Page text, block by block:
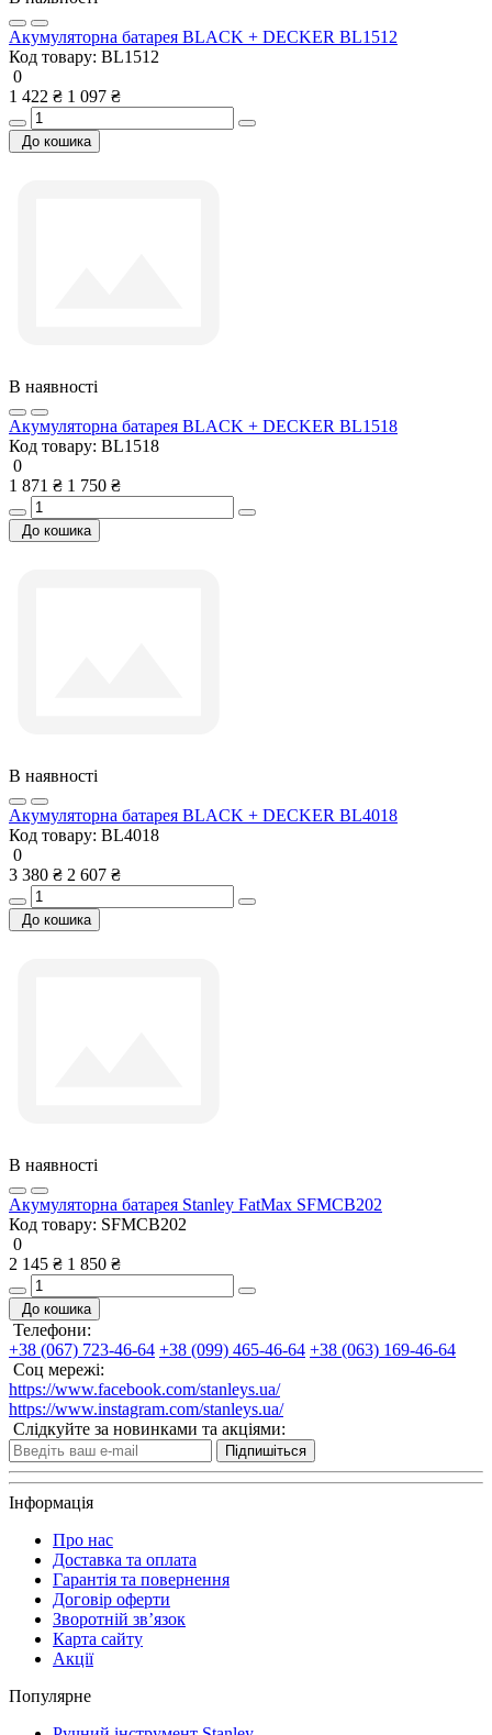
Акумуляторна батарея BLACK + DECKER BL1512
Код товару: BL1512
0
1 422 ₴ 1 097 ₴
До кошика
В наявності
Акумуляторна батарея BLACK + DECKER BL1518
Код товару: BL1518
0
1 871 ₴ 1 750 ₴
До кошика
В наявності
Акумуляторна батарея BLACK + DECKER BL4018
Код товару: BL4018
0
3 380 ₴ 2 607 ₴
До кошика
В наявності
Акумуляторна батарея Stanley FatMax SFMCB202
Код товару: SFMCB202
0
2 145 ₴ 1 850 ₴
До кошика
Телефони:
+38 (067) 723-46-64 +38 (099) 465-46-64 +38 (063) 169-46-64
Соц мережі:
https://www.facebook.com/stanleys.ua/
https://www.instagram.com/stanleys.ua/
Слідкуйте за новинками та акціями:
Підпишіться
Інформація
Про нас
Доставка та оплата
Гарантія та повернення
Договір оферти
Зворотній зв’язок
Карта сайту
Акції
Популярне